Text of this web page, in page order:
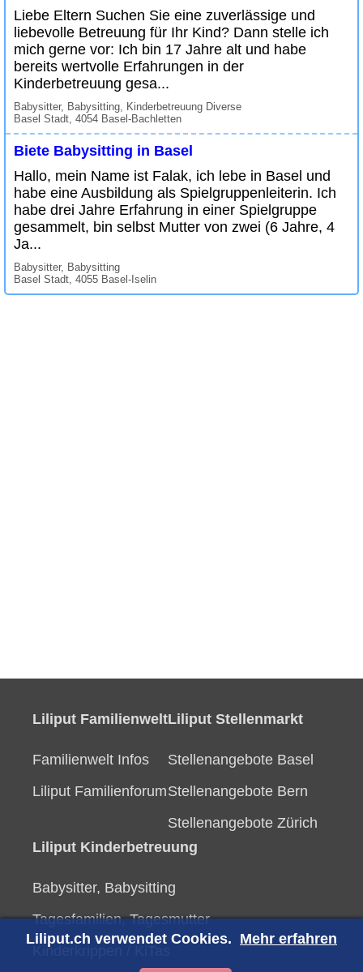
Liebe Eltern Suchen Sie eine zuverlässige und
liebevolle Betreuung für Ihr Kind? Dann stelle ich
mich gerne vor: Ich bin 17 Jahre alt und habe
bereits wertvolle Erfahrungen in der
Kinderbetreuung gesa...
Babysitter, Babysitting, Kinderbetreuung Diverse
Basel Stadt, 4054 Basel-Bachletten
Biete Babysitting in Basel
Hallo, mein Name ist Falak, ich lebe in Basel und
habe eine Ausbildung als Spielgruppenleiterin. Ich
habe drei Jahre Erfahrung in einer Spielgruppe
gesammelt, bin selbst Mutter von zwei (6 Jahre, 4
Ja...
Babysitter, Babysitting
Basel Stadt, 4055 Basel-Iselin
Liliput Familienwelt
Familienwelt Infos
Liliput Familienforum
Liliput Stellenmarkt
Stellenangebote Basel
Stellenangebote Bern
Stellenangebote Zürich
Liliput Kinderbetreuung
Babysitter, Babysitting
Tagesfamilien, Tagesmutter
Kinderkrippen / KiTas
Liliput.ch verwendet Cookies. Mehr erfahren